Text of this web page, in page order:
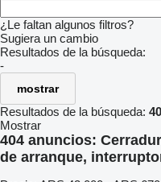
¿Le faltan algunos filtros?
Sugiera un cambio
Resultados de la búsqueda:
-
mostrar
Resultados de la búsqueda:
Mostrar
404 anuncios:
de arranque,